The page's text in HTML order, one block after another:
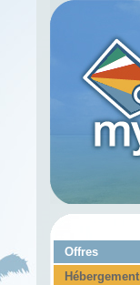
Offres
Hébergement